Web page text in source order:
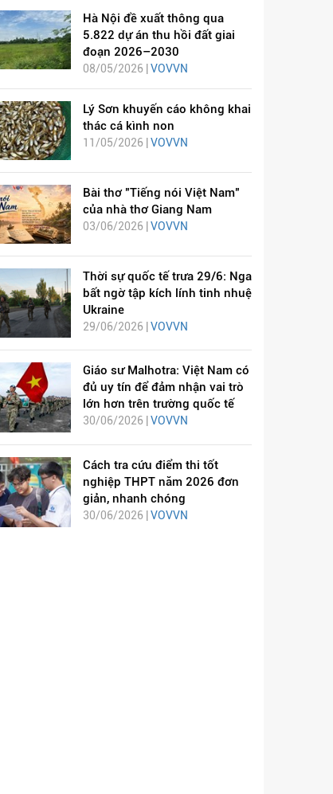
Hà Nội đề xuất thông qua
5.822 dự án thu hồi đất giai
đoạn 2026–2030
08/05/2026 | VOVVN
Lý Sơn khuyến cáo không khai
thác cá kình non
11/05/2026 | VOVVN
Bài thơ "Tiếng nói Việt Nam"
của nhà thơ Giang Nam
03/06/2026 | VOVVN
Thời sự quốc tế trưa 29/6: Nga
bất ngờ tập kích lính tinh nhuệ
Ukraine
29/06/2026 | VOVVN
Giáo sư Malhotra: Việt Nam có
đủ uy tín để đảm nhận vai trò
lớn hơn trên trường quốc tế
30/06/2026 | VOVVN
Cách tra cứu điểm thi tốt
nghiệp THPT năm 2026 đơn
giản, nhanh chóng
30/06/2026 | VOVVN